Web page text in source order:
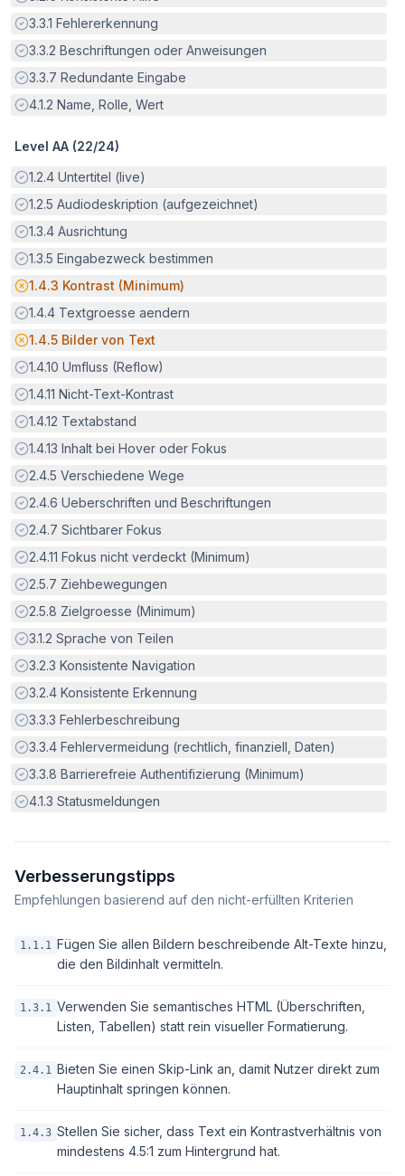
Erfüllt:
3.3.1 Fehlererkennung
Erfüllt:
3.3.2 Beschriftungen oder Anweisungen
Erfüllt:
3.3.7 Redundante Eingabe
Erfüllt:
4.1.2 Name, Rolle, Wert
Level AA (22/24)
Erfüllt:
1.2.4 Untertitel (live)
Erfüllt:
1.2.5 Audiodeskription (aufgezeichnet)
Erfüllt:
1.3.4 Ausrichtung
Erfüllt:
1.3.5 Eingabezweck bestimmen
Potenzielle Barriere:
1.4.3 Kontrast (Minimum)
Erfüllt:
1.4.4 Textgroesse aendern
Potenzielle Barriere:
1.4.5 Bilder von Text
Erfüllt:
1.4.10 Umfluss (Reflow)
Erfüllt:
1.4.11 Nicht-Text-Kontrast
Erfüllt:
1.4.12 Textabstand
Erfüllt:
1.4.13 Inhalt bei Hover oder Fokus
Erfüllt:
2.4.5 Verschiedene Wege
Erfüllt:
2.4.6 Ueberschriften und Beschriftungen
Erfüllt:
2.4.7 Sichtbarer Fokus
Erfüllt:
2.4.11 Fokus nicht verdeckt (Minimum)
Erfüllt:
2.5.7 Ziehbewegungen
Erfüllt:
2.5.8 Zielgroesse (Minimum)
Erfüllt:
3.1.2 Sprache von Teilen
Erfüllt:
3.2.3 Konsistente Navigation
Erfüllt:
3.2.4 Konsistente Erkennung
Erfüllt:
3.3.3 Fehlerbeschreibung
Erfüllt:
3.3.4 Fehlervermeidung (rechtlich, finanziell, Daten)
Erfüllt:
3.3.8 Barrierefreie Authentifizierung (Minimum)
Erfüllt:
4.1.3 Statusmeldungen
Verbesserungstipps
Empfehlungen basierend auf den nicht-erfüllten Kriterien
1.1.1 Fügen Sie allen Bildern beschreibende Alt-Texte hinzu,
die den Bildinhalt vermitteln.
1.3.1 Verwenden Sie semantisches HTML (Überschriften,
Listen, Tabellen) statt rein visueller Formatierung.
2.4.1 Bieten Sie einen Skip-Link an, damit Nutzer direkt zum
Hauptinhalt springen können.
1.4.3 Stellen Sie sicher, dass Text ein Kontrastverhältnis von
mindestens 4.5:1 zum Hintergrund hat.